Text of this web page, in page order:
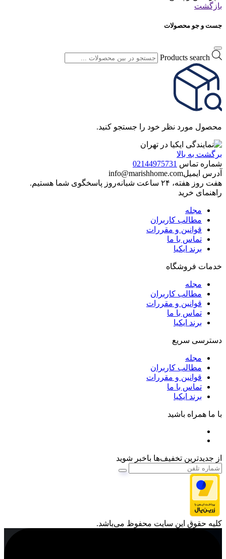
بازگشت
جست و جو محصولات
Products search
محصول مورد نظر خود را جستجو کنید.
برگشت به بالا
شماره تماس 02144975731
آدرس ایمیلinfo@marishhome.com
هفت روز هفته، ۲۴ ساعت شبانه‌روز پاسخگوی شما هستیم.
راهنمای خرید
مجله
مطالب کاربران
قوانین و مقررات
تماس با ما
برند ایکیا
خدمات فروشگاه
مجله
مطالب کاربران
قوانین و مقررات
تماس با ما
برند ایکیا
دسترسی سریع
مجله
مطالب کاربران
قوانین و مقررات
تماس با ما
برند ایکیا
با ما همراه باشید
از جدیدترین تخفیف‌ها باخبر شوید
کليه حقوق اين سايت محفوظ می‌باشد.